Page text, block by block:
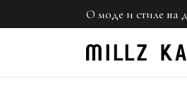
О моде и стиле на